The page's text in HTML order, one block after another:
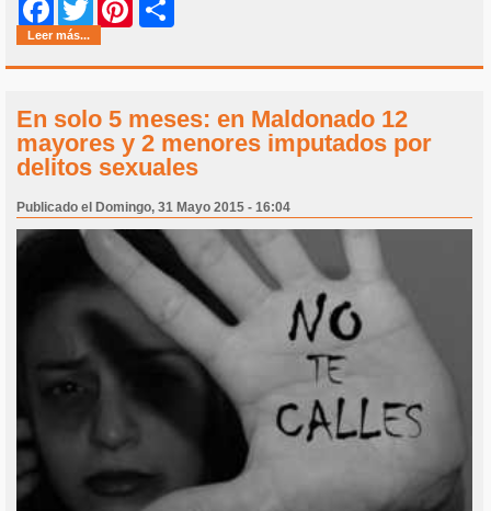
Facebook
Twitter Pinterest
Leer más...
En solo 5 meses: en Maldonado 12
mayores y 2 menores imputados por
delitos sexuales
Publicado el Domingo, 31 Mayo 2015 - 16:04